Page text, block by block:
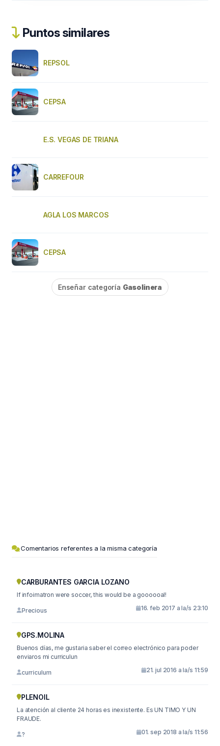
Puntos similares
REPSOL
CEPSA
E.S. VEGAS DE TRIANA
CARREFOUR
AGLA LOS MARCOS
CEPSA
Enseñar categoría Gasolinera
Comentarios referentes a la misma categoría
CARBURANTES GARCIA LOZANO
If infoimatron were soccer, this would be a goooooal!
Precious 16. feb 2017 a la/s 23:10
GPS.MOLINA
Buenos días, me gustaria saber el correo electrónico para poder
enviaros mi curriculun
curriculum 21. jul 2016 a la/s 11:59
PLENOIL
La atención al cliente 24 horas es inexistente. Es UN TIMO Y UN
FRAUDE.
? 01. sep 2018 a la/s 11:56